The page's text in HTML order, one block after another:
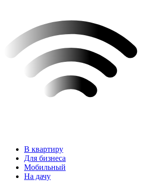
В квартиру
Для бизнеса
Мобильный
На дачу